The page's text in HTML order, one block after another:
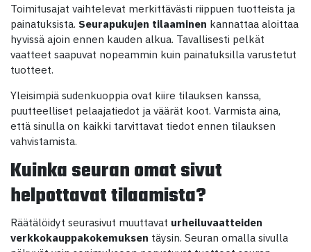
Toimitusajat vaihtelevat merkittävästi riippuen tuotteista ja
painatuksista. Seurapukujen tilaaminen kannattaa aloittaa
hyvissä ajoin ennen kauden alkua. Tavallisesti pelkät
vaatteet saapuvat nopeammin kuin painatuksilla varustetut
tuotteet.
Yleisimpiä sudenkuoppia ovat kiire tilauksen kanssa,
puutteelliset pelaajatiedot ja väärät koot. Varmista aina,
että sinulla on kaikki tarvittavat tiedot ennen tilauksen
vahvistamista.
Kuinka seuran omat sivut
helpottavat tilaamista?
Räätälöidyt seurasivut muuttavat urheiluvaatteiden
verkkokauppakokemuksen täysin. Seuran omalla sivulla